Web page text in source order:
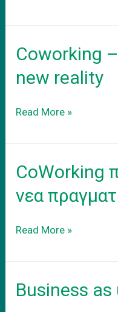
σας
Coworking
new reality
Coworking
adapt
the
reality
Read More »
CoWorking
νεα
CoWorking
στην
πραγματικοτητα
Read More »
Business as